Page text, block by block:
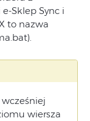
Sklep Sync i
to nazwa
wiersza